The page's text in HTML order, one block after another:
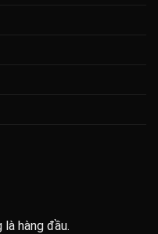
hàng đầu.